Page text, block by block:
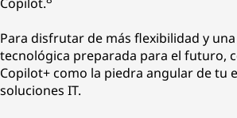
Para disfrutar de más flexibilidad y
tecnológica preparada para el futuro,
Copilot+ como la piedra angular de tu
soluciones IT.